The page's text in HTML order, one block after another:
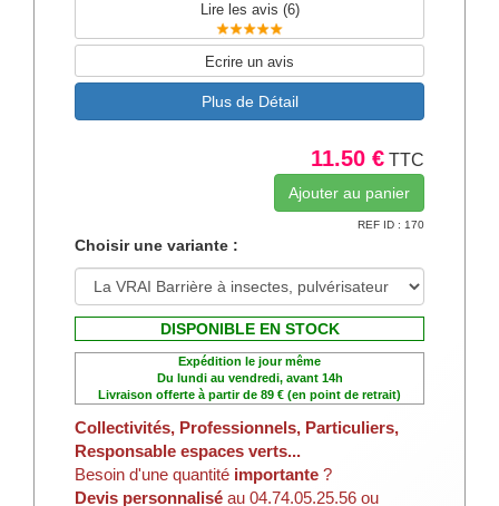
Lire les avis (6)
Ecrire un avis
Plus de Détail
11.50 € TTC
REF ID : 170
Choisir une variante :
DISPONIBLE EN STOCK
Expédition le jour même
Du lundi au vendredi, avant 14h
Livraison offerte à partir de 89 € (en point de retrait)
Collectivités, Professionnels, Particuliers,
Responsable espaces verts...
Besoin d'une quantité importante ?
Devis personnalisé au 04.74.05.25.56 ou